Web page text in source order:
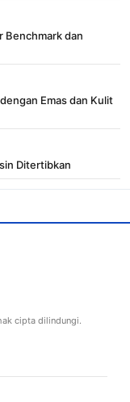
Benchmark dan
Emas dan Kulit
Ditertibkan
cipta dilindungi.